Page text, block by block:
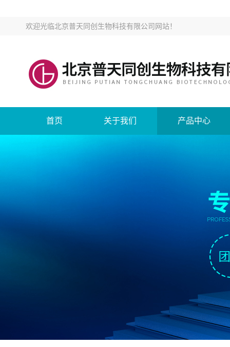
欢迎光临北京普天同创生物科技有限公司网站！
首页 关于我们 产品中心